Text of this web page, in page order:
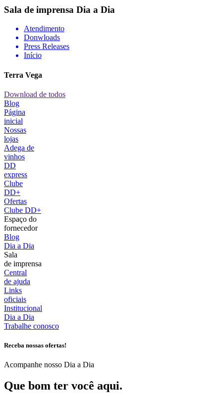
Sala de imprensa Dia a Dia
Atendimento
Donwloads
Press Releases
Início
Terra Vega
Download de todos
Blog
Página
inicial
Nossas
lojas
Adega de
vinhos
DD
express
Clube
DD+
Ofertas
Clube DD+
Espaço do
fornecedor
Blog
Dia a Dia
Sala
de imprensa
Central
de ajuda
Links
oficiais
Institucional
Dia a Dia
Trabalhe conosco
Receba nossas ofertas!
Acompanhe nosso Dia a Dia
Que bom ter você aqui.